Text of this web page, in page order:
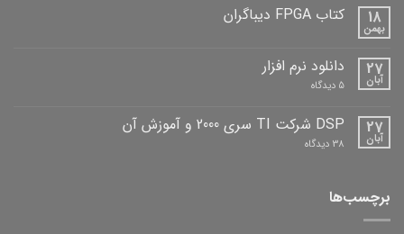
دیباگران 18
بهمن
کتاب FPGA دیباگران
کتاب
FPGA
دیباگران
ثبت
نشده 27
آبان
دانلود نرم افزار
5 دیدگاه برای
افزار 27
آبان
DSP شرکت TI سری 2000 و آموزش آن
38 دیدگاه برای
برچسب‌ها